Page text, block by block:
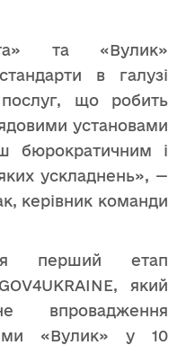
та «Вулик»
в галузі
що робить
установами
бюрократичним і
ускладнень», —
керівник команди
перший етап
який
впровадження
«Вулик» у 10